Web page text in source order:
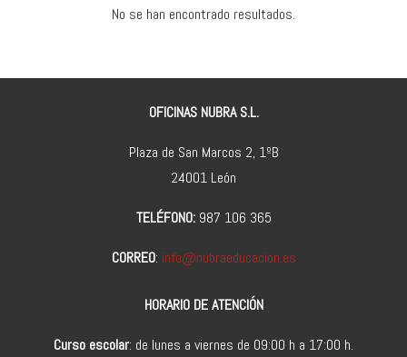
No se han encontrado resultados.
OFICINAS NUBRA S.L.
Plaza de San Marcos 2, 1ºB
24001 León
TELÉFONO:987 106 365
CORREO: info@nubraeducacion.es
HORARIO DE ATENCIÓN
Curso escolar: de lunes a viernes de 09:00 h a 17:00 h.